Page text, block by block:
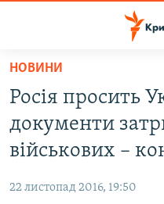
Перейти
основного
матеріалу
Перейти
до
основної
ВОДА.КРИМ
ВІДЕО ТА ФОТО
БЛОГИ
НОВИНИ
Росія просить
документи
військових –
22 листопад 2016, 19:50